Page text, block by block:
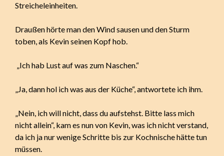
Streicheleinheiten.
Draußen hörte man den Wind sausen und den Sturm
toben, als Kevin seinen Kopf hob.
„Ich hab Lust auf was zum Naschen.“
„Ja, dann hol ich was aus der Küche“, antwortete ich ihm.
„Nein, ich will nicht, dass du aufstehst. Bitte lass mich
nicht allein“, kam es nun von Kevin, was ich nicht verstand,
da ich ja nur wenige Schritte bis zur Kochnische hätte tun
müssen.